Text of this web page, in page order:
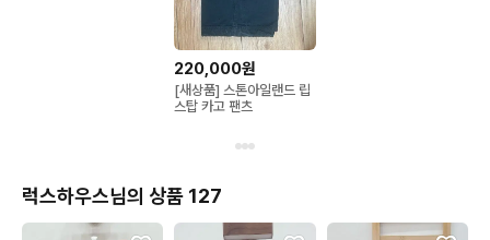
220,000원
[새상품] 스톤아일랜드 립
스탑 카고 팬츠
럭스하우스님의 상품 127